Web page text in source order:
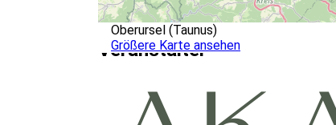
Oberursel (Taunus)
Größere Karte ansehen
Veranstalter